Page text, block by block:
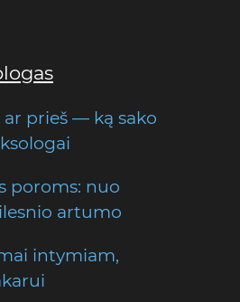
prieš — ką sako
poroms: nuo
artumo
intymiam,